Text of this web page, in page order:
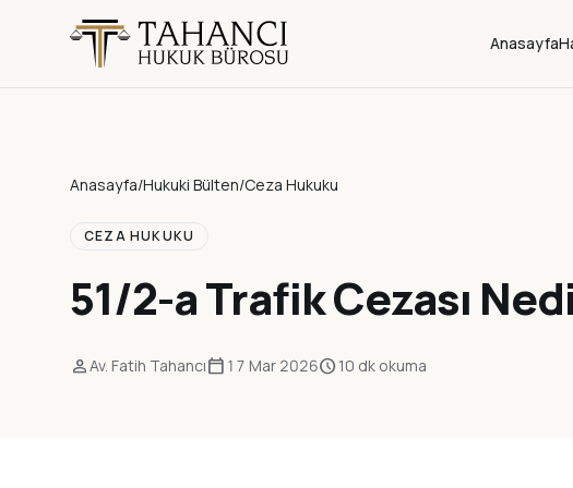
Anasayfa
Anasayfa/Hukuki Bülten/Ceza Hukuku
CEZA HUKUKU
51/2-a Trafik Cezası
personAv. Fatih Tahancıcalendar_today 17 Mar 2026schedule10 dk okuma